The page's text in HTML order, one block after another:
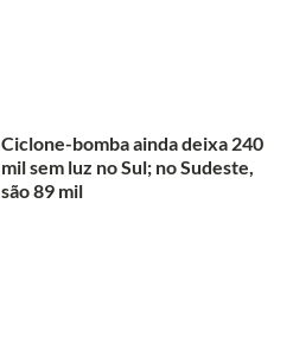
Ciclone-bomba ainda deixa 240
mil sem luz no Sul; no Sudeste,
são 89 mil